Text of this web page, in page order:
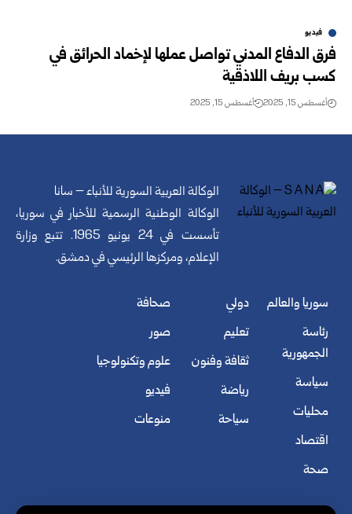
فيديو
فرق الدفاع المدني تواصل عملها لإخماد الحرائق في
كسب بريف اللاذقية
أغسطس 15, 2025 أغسطس 15, 2025
الوكالة العربية السورية للأنباء – سانا
الوكالة الوطنية الرسمية للأخبار في سوريا،
تأسست في 24 يونيو 1965. تتبع وزارة
الإعلام، ومركزها الرئيسي في دمشق.
سوريا والعالم
رئاسة
الجمهورية
سياسة
محليات
اقتصاد
صحة
دولي
تعليم
ثقافة وفنون
رياضة
سياحة
صحافة
صور
علوم وتكنولوجيا
فيديو
منوعات